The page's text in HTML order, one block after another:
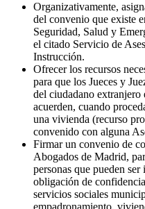
Organizativamente,
del convenio que existe
Seguridad, Salud y
el citado Servicio de
Instrucción.
Ofrecer los recursos
para que los Jueces y
del ciudadano
acuerden, cuando
una vivienda (recurso
convenido con alguna
Firmar un convenio de
Abogados de Madrid,
personas que pueden
obligación de
servicios sociales